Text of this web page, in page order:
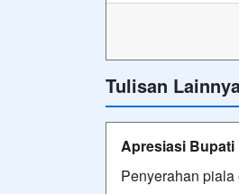
Tulisan
Apresiasi Bupati
Penyerahan